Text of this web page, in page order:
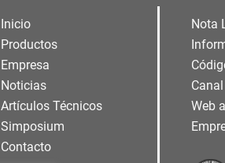
Inicio
Productos
Empresa
Noticias
Artículos Técnicos
Simposium
Contacto
Nota
Web